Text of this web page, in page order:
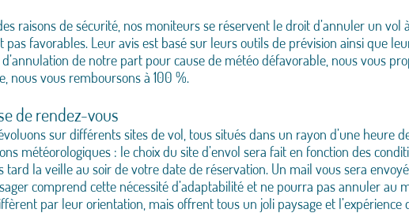
raisons de sécurité, nos moniteurs se réservent le droit d’annuler un
pas favorables. Leur avis est basé sur leurs outils de prévision ainsi que
d’annulation de notre part pour cause de météo défavorable, nous vous
nous vous remboursons à 100 %.
de rendez-vous
sur différents sites de vol, tous situés dans un rayon d’une heure
météorologiques : le choix du site d’envol sera fait en fonction des
tard la veille au soir de votre date de réservation. Un mail vous sera
comprend cette nécessité d’adaptabilité et ne pourra pas annuler au
par leur orientation, mais offrent tous un joli paysage et l’expérience